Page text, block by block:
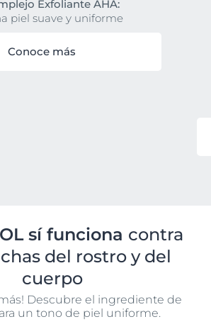
Exfoliante AHA:
piel suave y uniforme
Conoce más
sí funciona contra
del rostro y del
cuerpo
Descubre el ingrediente de
un tono de piel uniforme.